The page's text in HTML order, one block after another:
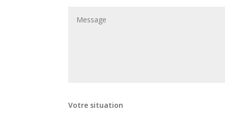
Votre situation